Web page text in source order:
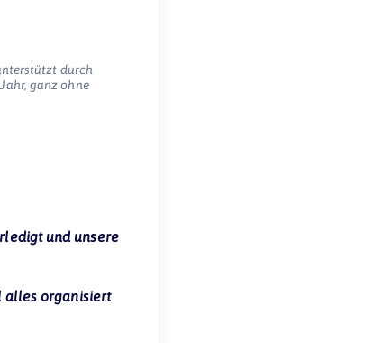
durch
ganz ohne
und unsere
alles organisiert